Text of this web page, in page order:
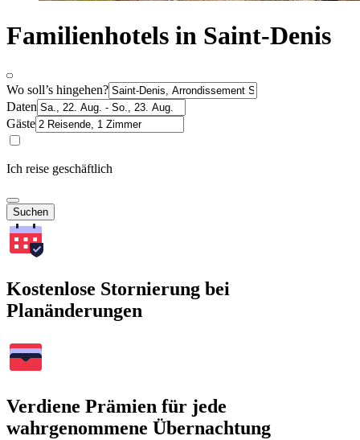
Familienhotels in Saint-Denis
Wo soll’s hingehen?
Daten
Gäste
Ich reise geschäftlich
Suchen
Kostenlose Stornierung bei
Planänderungen
Verdiene Prämien für jede
wahrgenommene Übernachtung